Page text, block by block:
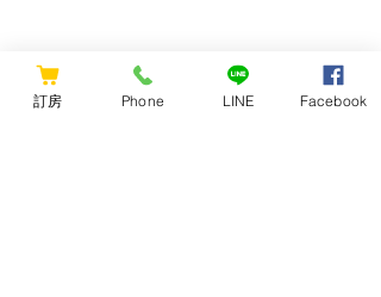
訂房 Phone LINE Facebook